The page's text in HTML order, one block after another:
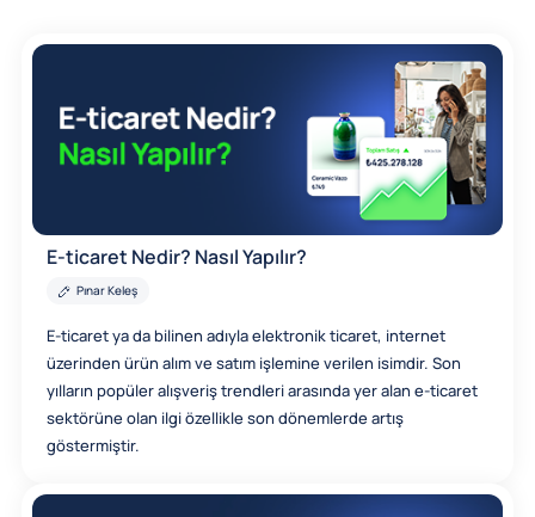
E-ticaret Nedir? Nasıl Yapılır?
Pınar Keleş
E-ticaret ya da bilinen adıyla elektronik ticaret, internet
üzerinden ürün alım ve satım işlemine verilen isimdir. Son
yılların popüler alışveriş trendleri arasında yer alan e-ticaret
sektörüne olan ilgi özellikle son dönemlerde artış
göstermiştir.